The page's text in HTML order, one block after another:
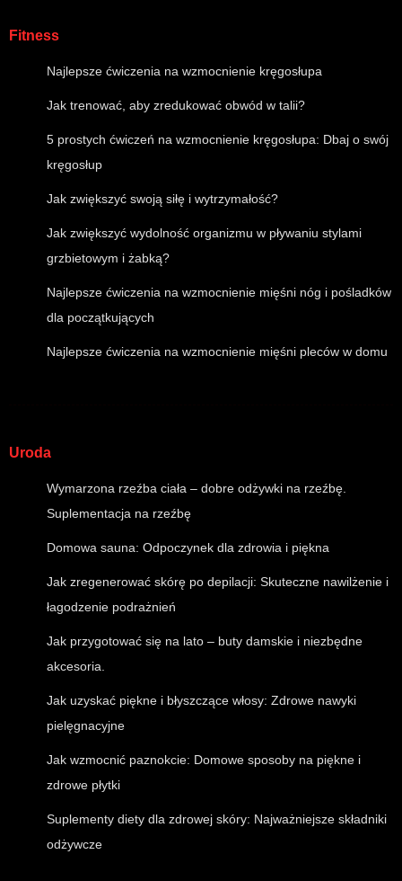
Fitness
Najlepsze ćwiczenia na wzmocnienie kręgosłupa
Jak trenować, aby zredukować obwód w talii?
5 prostych ćwiczeń na wzmocnienie kręgosłupa: Dbaj o swój
kręgosłup
Jak zwiększyć swoją siłę i wytrzymałość?
Jak zwiększyć wydolność organizmu w pływaniu stylami
grzbietowym i żabką?
Najlepsze ćwiczenia na wzmocnienie mięśni nóg i pośladków
dla początkujących
Najlepsze ćwiczenia na wzmocnienie mięśni pleców w domu
Uroda
Wymarzona rzeźba ciała – dobre odżywki na rzeźbę.
Suplementacja na rzeźbę
Domowa sauna: Odpoczynek dla zdrowia i piękna
Jak zregenerować skórę po depilacji: Skuteczne nawilżenie i
łagodzenie podrażnień
Jak przygotować się na lato – buty damskie i niezbędne
akcesoria.
Jak uzyskać piękne i błyszczące włosy: Zdrowe nawyki
pielęgnacyjne
Jak wzmocnić paznokcie: Domowe sposoby na piękne i
zdrowe płytki
Suplementy diety dla zdrowej skóry: Najważniejsze składniki
odżywcze